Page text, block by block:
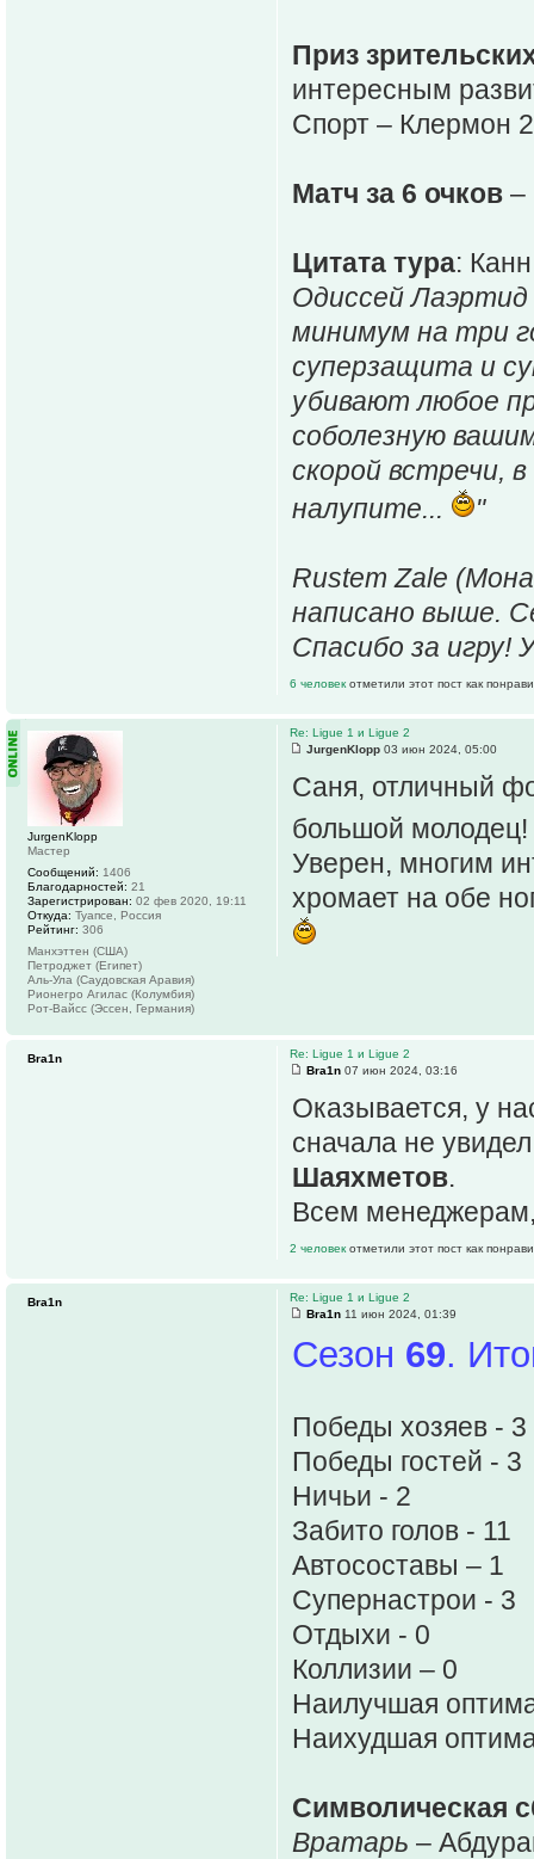
Приз
интересным
Спорт – Клермон
Матч за 6 очков –
Цитата тура:
Одиссей Лаэртид
минимум на три
суперзащита и
убивают любое
соболезную
скорой встречи,
налупите...
"
Rustem Zale
написано выше.
Спасибо за игру!
6 человек отметили этот пост как
Re: Ligue 1 и Ligue 2
JurgenKlopp 03 июн 2024, 05:00
Саня, отличный
большой молодец!
Уверен, многим
хромает на обе
JurgenKlopp
Мастер
Сообщений: 1406
Благодарностей: 21
Зарегистрирован: 02 фев 2020, 19:11
Откуда: Туапсе, Россия
Рейтинг: 306
Манхэттен (США)
Петроджет (Египет)
Аль-Ула (Саудовская Аравия)
Рионегро Агилас (Колумбия)
Рот-Вайсс (Эссен, Германия)
Re: Ligue 1 и Ligue 2
Bra1n 07 июн 2024, 03:16
Оказывается, у
сначала не
Шаяхметов.
Всем
2 человек отметили этот пост как
Bra1n
Re: Ligue 1 и Ligue 2
Bra1n 11 июн 2024, 01:39
Сезон 69.
Победы хозяев - 3
Победы гостей - 3
Ничьи - 2
Забито голов - 11
Автосоставы – 1
Супернастрои - 3
Отдыхи - 0
Коллизии – 0
Наилучшая
Наихудшая
Символическая
Вратарь –
Bra1n